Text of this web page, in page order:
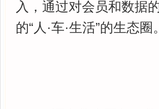
入，通过对会员和数据
的“人·车·生活”的生态圈。